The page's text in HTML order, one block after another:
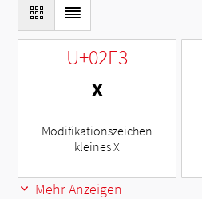
U+02E3
ˣ
Modifikationszeichen
kleines X
Mehr Anzeigen